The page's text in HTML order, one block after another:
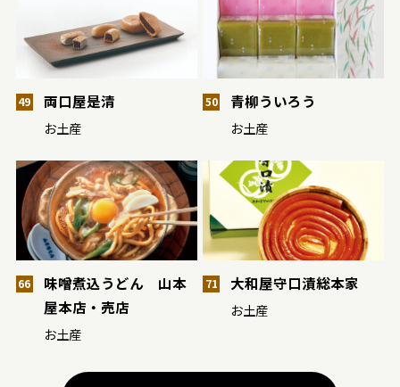
49 両口屋是清
お土産
50 青柳ういろう
お土産
66
味噌煮込うどん 山本
屋本店・売店
お土産
71 大和屋守口漬総本家
お土産